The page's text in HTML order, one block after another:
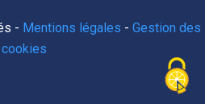
- Mentions légales - Gestion des
cookies